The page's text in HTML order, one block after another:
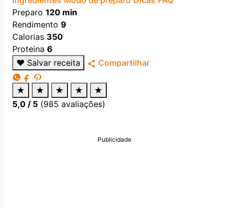
Preparo 120 min
Rendimento 9
Calorias 350
Proteina 6
♥ Salvar receita Compartilhar
★ ★ ★ ★
★
5,0 / 5 (985 avaliações)
Publicidade